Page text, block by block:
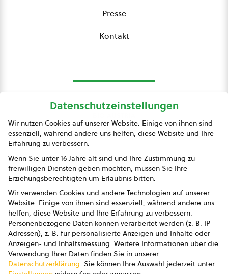
Presse
Kontakt
Presse
Impressum
Datenschutz
AGB
AGB Marketing GmbH
AGB Bildung
Newsletter
Datenschutzeinstellungen
Wir nutzen Cookies auf unserer Website. Einige von ihnen sind
essenziell, während andere uns helfen, diese Website und Ihre
Erfahrung zu verbessern.
Wenn Sie unter 16 Jahre alt sind und Ihre Zustimmung zu
freiwilligen Diensten geben möchten, müssen Sie Ihre
Erziehungsberechtigten um Erlaubnis bitten.
Wir verwenden Cookies und andere Technologien auf unserer
Website. Einige von ihnen sind essenziell, während andere uns
helfen, diese Website und Ihre Erfahrung zu verbessern.
Personenbezogene Daten können verarbeitet werden (z. B. IP-
Adressen), z. B. für personalisierte Anzeigen und Inhalte oder
Anzeigen- und Inhaltsmessung. Weitere Informationen über die
Verwendung Ihrer Daten finden Sie in unserer
Datenschutzerklärung. Sie können Ihre Auswahl jederzeit unter